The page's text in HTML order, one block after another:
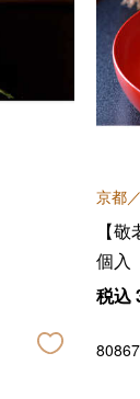
京都
【
個入
税込